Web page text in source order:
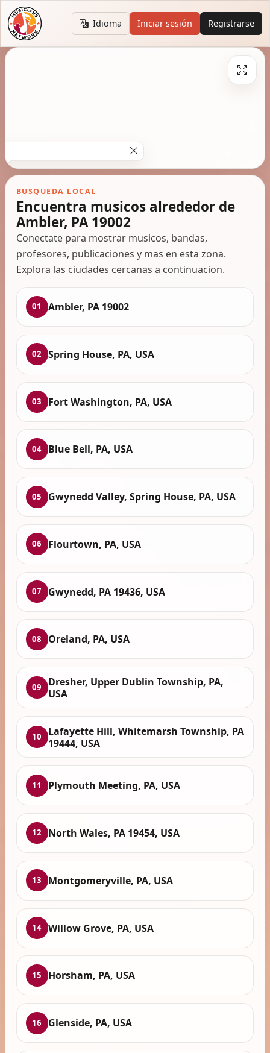
Idioma Iniciar sesión Registrarse
BUSQUEDA LOCAL
Encuentra musicos alrededor de
Ambler, PA 19002
Conectate para mostrar musicos, bandas,
profesores, publicaciones y mas en esta zona.
Explora las ciudades cercanas a continuacion.
01 Ambler, PA 19002
02 Spring House, PA, USA
03 Fort Washington, PA, USA
04 Blue Bell, PA, USA
05 Gwynedd Valley, Spring House, PA, USA
06 Flourtown, PA, USA
07 Gwynedd, PA 19436, USA
08 Oreland, PA, USA
09
Dresher, Upper Dublin Township, PA,
USA
10
Lafayette Hill, Whitemarsh Township, PA
19444, USA
11 Plymouth Meeting, PA, USA
12 North Wales, PA 19454, USA
13 Montgomeryville, PA, USA
14 Willow Grove, PA, USA
15 Horsham, PA, USA
16 Glenside, PA, USA